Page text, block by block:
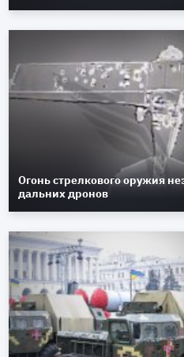
Огонь стрелкового оружия
дальних дронов